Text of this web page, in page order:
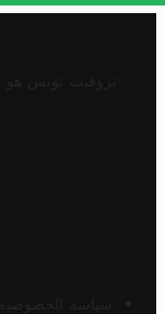
تروفيت تونس هو
سياسة الخصوصية